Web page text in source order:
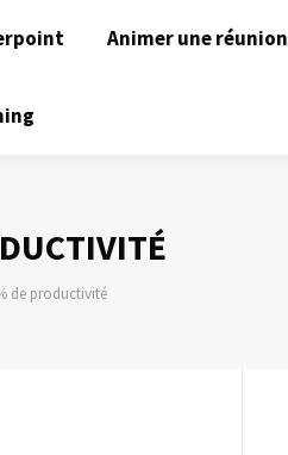
Animer une réunion
de productivité